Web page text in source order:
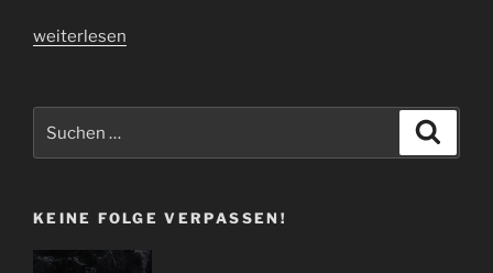
„Interview
|
Lon
weiterlesen
KEINE FOLGE VERPASSEN!